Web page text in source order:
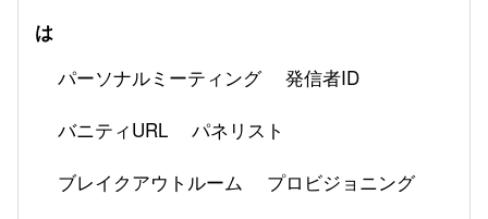
は
パーソナルミーティング
発信者ID
バニティURL
パネリスト
ブレイクアウトルーム
プロビジョニング